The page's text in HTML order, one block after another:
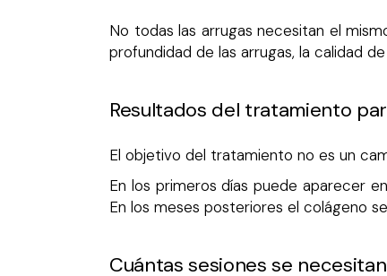
No todas las arrugas necesitan el
profundidad de las arrugas, la calidad
Resultados del tratamiento
El objetivo del tratamiento no es un
En los primeros días puede aparecer
En los meses posteriores el colágeno
Cuántas sesiones se